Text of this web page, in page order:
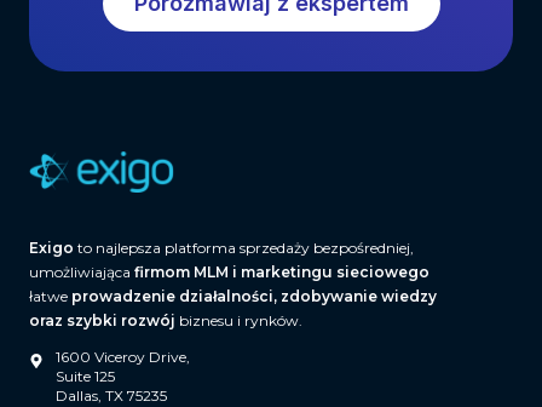
Exigo to najlepsza platforma sprzedaży bezpośredniej,
umożliwiająca firmom MLM i marketingu sieciowego
łatwe prowadzenie działalności, zdobywanie wiedzy
oraz szybki rozwój biznesu i rynków.
1600 Viceroy Drive,
Suite 125
Dallas, TX 75235